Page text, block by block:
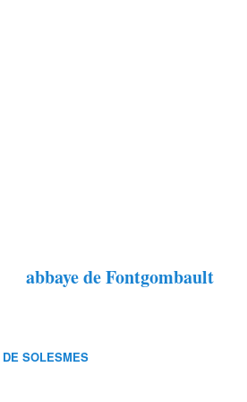
abbaye de Fontgombault
SOLESMES